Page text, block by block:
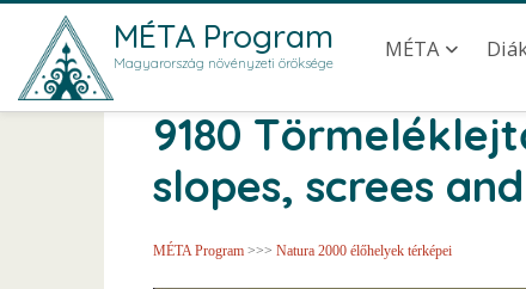
Ugrás a tartalomra
MÉTA Program
Magyarország növényzeti öröksége
Main
MÉTA
9180
slopes, screes
MÉTA Program >>> Natura 2000 élőhelyek térképei